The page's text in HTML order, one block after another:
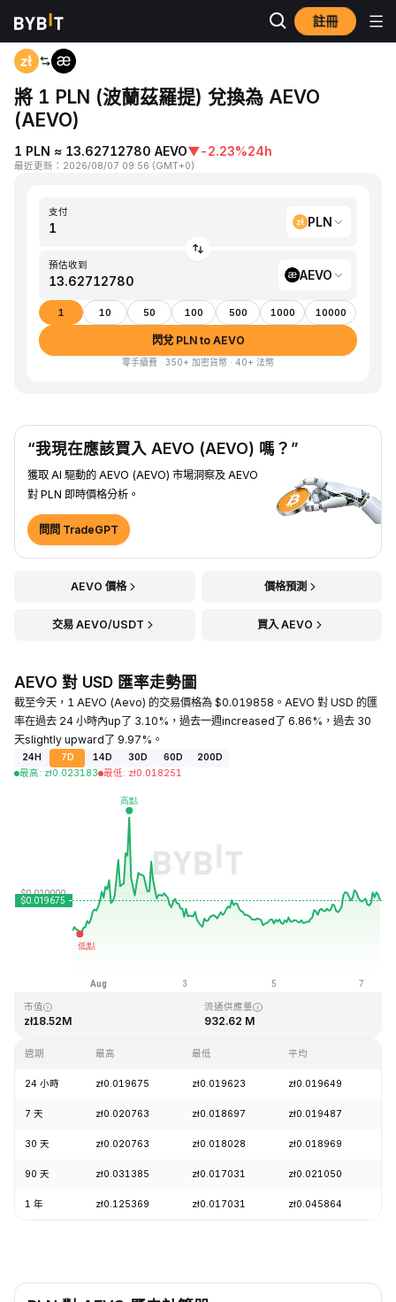
註冊
首頁 PLN to AEVO
將 1 PLN (波蘭茲羅提) 兌換為 AEVO
(AEVO)
1 PLN ≈ 13.62712780 AEVO▼-2.23%24h
最近更新 ： 2026/08/07 09:56 (GMT+0)
支付
PLN
預估收到
AEVO
1 10 50 100 500 1000 10000
閃兌 PLN to AEVO
零手續費 · 350+ 加密貨幣 · 40+ 法幣
“我現在應該買入 AEVO (AEVO) 嗎？”
獲取 AI 驅動的 AEVO (AEVO) 市場洞察及 AEVO
對 PLN 即時價格分析。
問問 TradeGPT
AEVO 價格 價格預測
交易 AEVO/USDT 買入 AEVO
AEVO 對 USD 匯率走勢圖
截至今天，1 AEVO (Aevo) 的交易價格為 $0.019858。AEVO 對 USD 的匯
率在過去 24 小時內up了 3.10%，過去一週increased了 6.86%，過去 30
天slightly upward了 9.97%。
24H 7D 14D 30D 60D
200D
最高: zł0.023183 最低: zł0.018251
最近更新時間：2026-08-07 09:56 (GMT+0)
市值
zł18.52M
流通供應量
932.62 M
週期 最高 最低 平均
24 小時 zł0.019675 zł0.019623 zł0.019649
7 天 zł0.020763 zł0.018697 zł0.019487
30 天 zł0.020763 zł0.018028 zł0.018969
90 天 zł0.031385 zł0.017031 zł0.021050
1 年 zł0.125369 zł0.017031 zł0.045864